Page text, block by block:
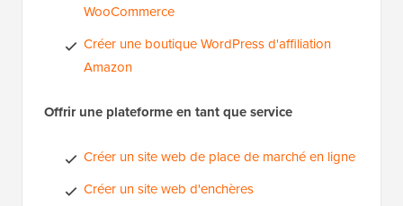
WooCommerce
Créer une boutique WordPress d'affiliation
Amazon
Offrir une plateforme en tant que service
Créer un site web de place de marché en ligne
Créer un site web d'enchères